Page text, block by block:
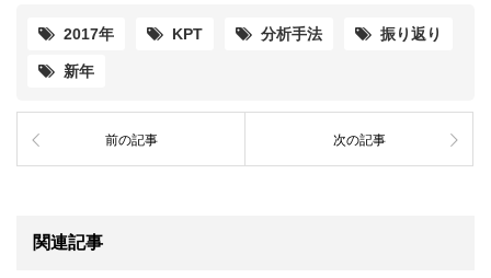
2017年 KPT 分析手法 振り返り
新年
前の記事 次の記事
関連記事